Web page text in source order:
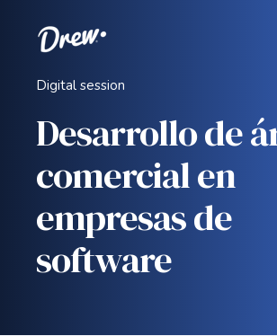
Digital session
Desarrollo de
comercial en
empresas de
software